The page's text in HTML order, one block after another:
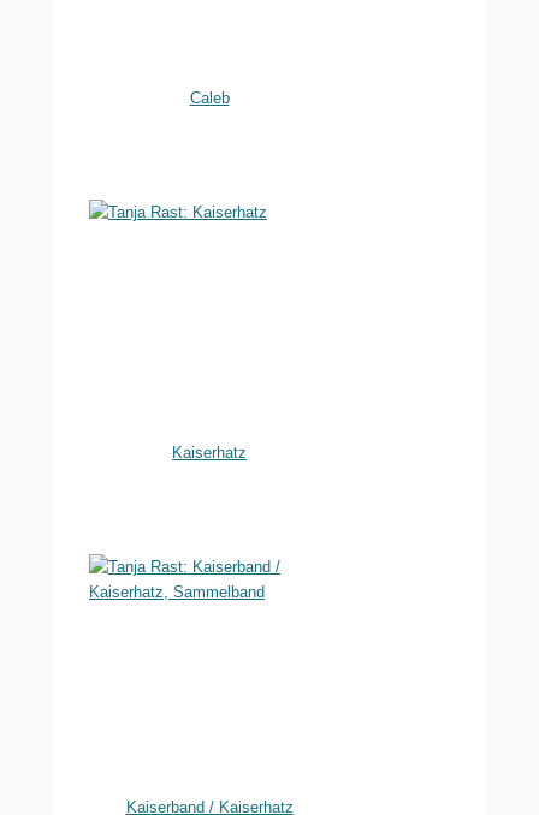
Caleb
Kaiserhatz
Kaiserband / Kaiserhatz